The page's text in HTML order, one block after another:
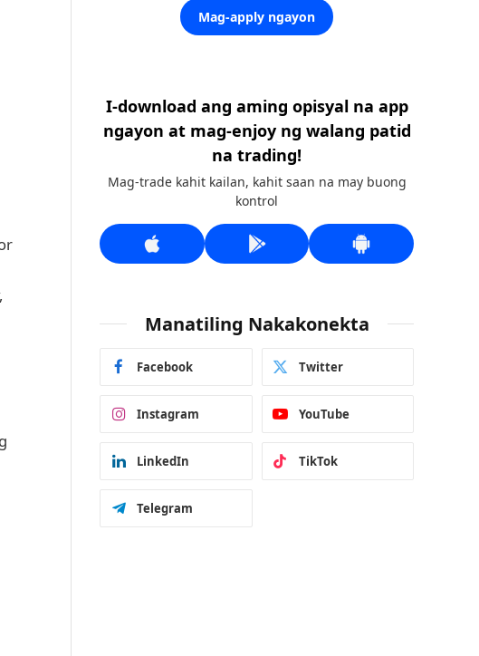
Mag-apply ngayon
I-download ang aming opisyal na app
ngayon at mag-enjoy ng walang patid
na trading!
Mag-trade kahit kailan, kahit saan na may buong
kontrol
Manatiling Nakakonekta
Facebook Twitter
Instagram YouTube
LinkedIn TikTok
Telegram